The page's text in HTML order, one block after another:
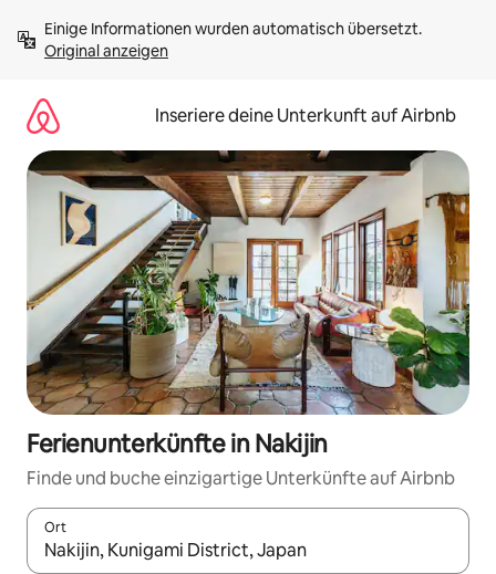
Inhalten
springenOriginal anzeigen
Inseriere deine Unterkunft auf Airbnb
Ferienunterkünfte in Nakijin
Finde und buche einzigartige Unterkünfte auf Airbnb
Ort
Wenn Ergebnisse verfügbar sind, navigiere mit den